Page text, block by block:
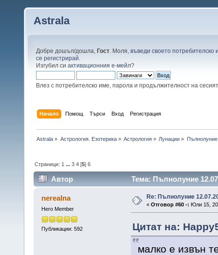
Astrala
Добре дошъл/дошла, Гост . Моля, въведи своето потребителско
се регистрирай
Изгубил си активационния е-мейл?
Влез с потребителско име, парола и продължителност на
Начало Помощ Търси Вход Регистрация
Astrala » Астрология. Езотерика» Астрология» Лунации »
Страници: 1 ...3 4 [5]6
Автор Тема: Пълнолуние
nerealna
Hero Member
Публикации: 592
Re: Пълнолуние
« Отговор #60 -: Юли 15,
Цитат на:
малко е извън